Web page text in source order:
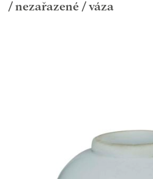
/ nezařazené / váza